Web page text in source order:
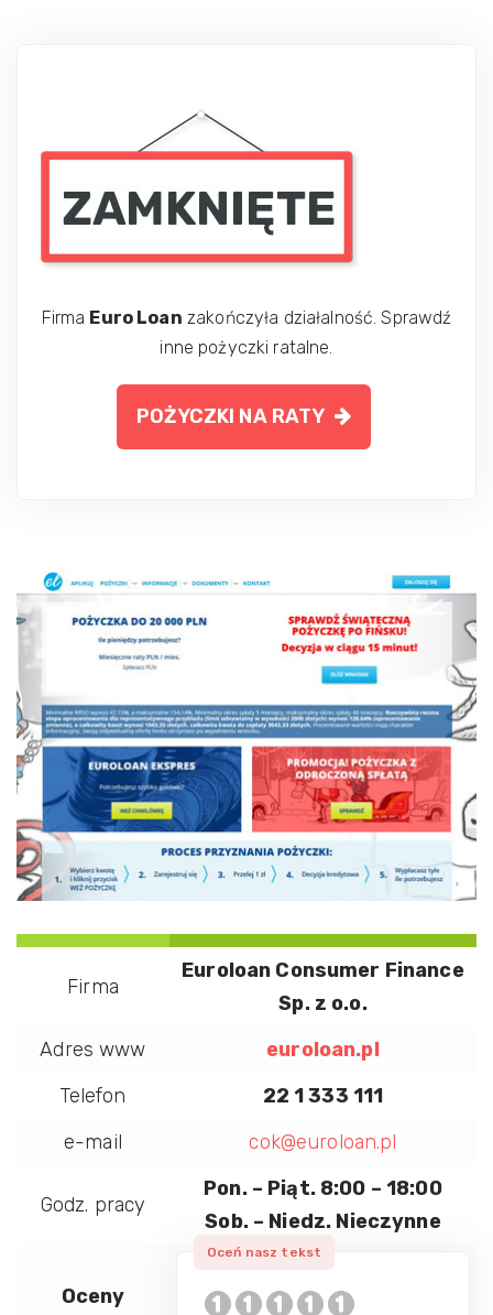
Firma Euro Loan zakończyła działalność. Sprawdź
inne pożyczki ratalne.
POŻYCZKI NA RATY
Firma
Euroloan Consumer Finance
Sp. z o.o.
Adres www
euroloan.pl
Telefon
22 1 333 111
e-mail
cok@euroloan.pl
Godz. pracy
Pon. – Piąt. 8:00 – 18:00
Sob. – Niedz. Nieczynne
Oceny